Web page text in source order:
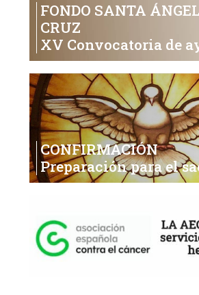
FONDO SANTA
CRUZ
XV Convocatoria de
CONFIRMACIÓN
Preparación para el